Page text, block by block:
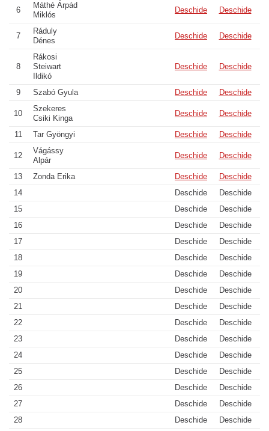
6
Máthé Árpád
Miklós
Deschide Deschide
7
Ráduly
Dénes
Deschide Deschide
8
Rákosi
Steiwart
Ildikó
Deschide Deschide
9 Szabó Gyula Deschide Deschide
10
Szekeres
Csiki Kinga
Deschide Deschide
11 Tar Gyöngyi Deschide Deschide
12
Vágássy
Alpár
Deschide Deschide
13 Zonda Erika Deschide
Deschide
14
Deschide
Deschide
15
Deschide
Deschide
16
Deschide
Deschide
17
Deschide
Deschide
18
Deschide
Deschide
19
Deschide
Deschide
20
Deschide
Deschide
21
Deschide
Deschide
22
Deschide
Deschide
23
Deschide
Deschide
24
Deschide
Deschide
25
Deschide
Deschide
26
Deschide
Deschide
27
Deschide
Deschide
28
Deschide
Deschide